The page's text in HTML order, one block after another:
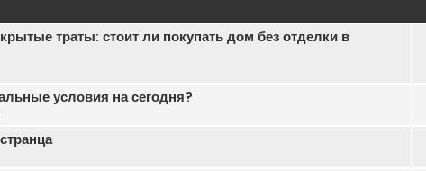
траты: стоит ли покупать дом без отделки в
условия на сегодня?